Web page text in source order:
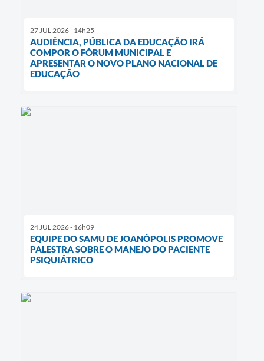
27 JUL 2026 - 14h25
AUDIÊNCIA, PÚBLICA DA EDUCAÇÃO IRÁ
COMPOR O FÓRUM MUNICIPAL E
APRESENTAR O NOVO PLANO NACIONAL DE
EDUCAÇÃO
24 JUL 2026 - 16h09
EQUIPE DO SAMU DE JOANÓPOLIS PROMOVE
PALESTRA SOBRE O MANEJO DO PACIENTE
PSIQUIÁTRICO